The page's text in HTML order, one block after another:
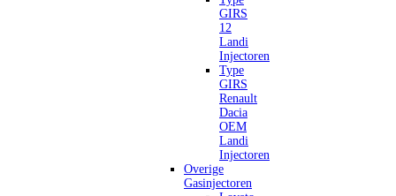
GIRS
12
Landi
Injectoren
Type
GIRS
Renault
Dacia
OEM
Landi
Injectoren
Overige
Gasinjectoren